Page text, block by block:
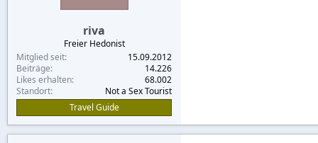
riva
Freier Hedonist
Mitglied seit
15.09.2012
Beiträge
14.226
Likes erhalten
68.002
Standort
Not a Sex Tourist
Travel Guide